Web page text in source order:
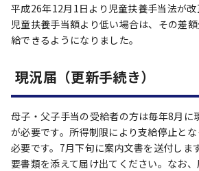
平成26年12月1日より児童扶養手当法が
児童扶養手当額より低い場合は、その差
給できるようになりました。
現況届（更新手続き）
母子・父子手当の受給者の方は毎年8月に
が必要です。所得制限により支給停止と
必要です。7月下旬に案内文書を送付しま
要書類を添えて届け出てください。なお